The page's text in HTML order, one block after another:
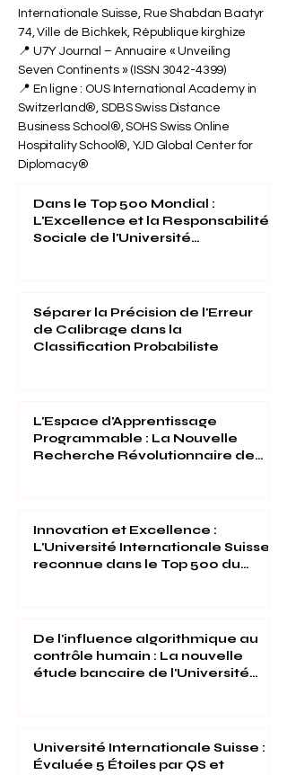
Internationale Suisse, Rue Shabdan Baatyr
74, Ville de Bichkek, République kirghize
📍 U7Y Journal – Annuaire « Unveiling
Seven Continents » (ISSN 3042-4399)
📍 En ligne : OUS International Academy in
Switzerland®, SDBS Swiss Distance
Business School®, SOHS Swiss Online
Hospitality School®, YJD Global Center for
Diplomacy®
Dans le Top 500 Mondial :
L'Excellence et la Responsabilité
Sociale de l'Université
Séparer la Précision de l'Erreur
de Calibrage dans la
Classification Probabiliste
L'Espace d'Apprentissage
Programmable : La Nouvelle
Recherche Révolutionnaire de
Innovation et Excellence :
L'Université Internationale Suisse
reconnue dans le Top 500 du
De l'influence algorithmique au
contrôle humain : La nouvelle
étude bancaire de l'Université
Université Internationale Suisse :
Évaluée 5 Étoiles par QS et